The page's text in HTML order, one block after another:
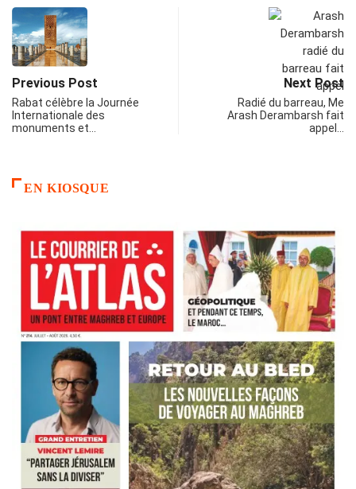
Previous Post
Rabat célèbre la Journée
Internationale des
monuments et…
Next Post
Radié du barreau, Me
Arash Derambarsh fait
appel…
EN KIOSQUE